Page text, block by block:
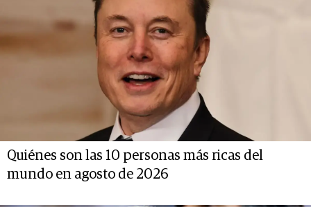
Quiénes son las 10 personas más ricas del
mundo en agosto de 2026